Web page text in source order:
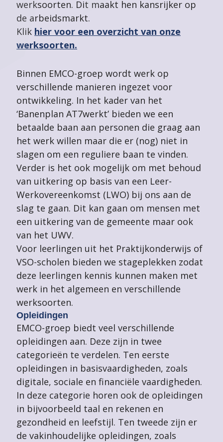
werksoorten. Dit maakt hen kansrijker op
de arbeidsmarkt.
Klik hier voor een overzicht van onze
werksoorten.
Binnen EMCO-groep wordt werk op
verschillende manieren ingezet voor
ontwikkeling. In het kader van het
‘Banenplan AT7werkt’ bieden we een
betaalde baan aan personen die graag aan
het werk willen maar die er (nog) niet in
slagen om een reguliere baan te vinden.
Verder is het ook mogelijk om met behoud
van uitkering op basis van een Leer-
Werkovereenkomst (LWO) bij ons aan de
slag te gaan. Dit kan gaan om mensen met
een uitkering van de gemeente maar ook
van het UWV.
Voor leerlingen uit het Praktijkonderwijs of
VSO-scholen bieden we stageplekken zodat
deze leerlingen kennis kunnen maken met
werk in het algemeen en verschillende
werksoorten.
Opleidingen
EMCO-groep biedt veel verschillende
opleidingen aan. Deze zijn in twee
categorieën te verdelen. Ten eerste
opleidingen in basisvaardigheden, zoals
digitale, sociale en financiële vaardigheden.
In deze categorie horen ook de opleidingen
in bijvoorbeeld taal en rekenen en
gezondheid en leefstijl. Ten tweede zijn er
de vakinhoudelijke opleidingen, zoals